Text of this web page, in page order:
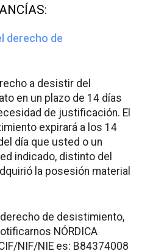
derecho de
a desistir del
en un plazo de 14 días
de justificación. El
expirará a los 14
día que usted o un
indicado, distinto del
la posesión material
de desistimiento,
NÓRDICA
NIF/NIE es: B84374008